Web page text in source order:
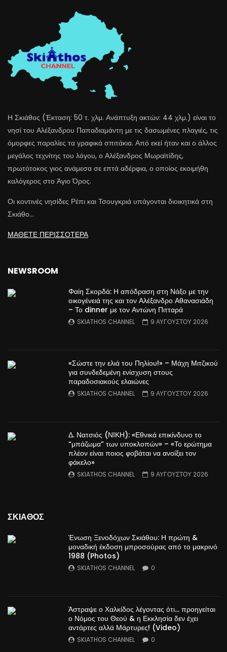
Η Σκιάθος (Έκταση: 50 τ. χλμ. Ανάπτυξη ακτών: 44 χλμ.) είναι το
νησί του Αλέξανδρου Παπαδιαμάντη με τις δασωμένες πλαγιές, τις
όμορφες παραλίες τα γραφικά σπιτάκια. Από εκεί ήταν και ο άλλος
μεγάλος τεχνίτης του λόγου, ο Αλέξανδρος Μωραϊτίδης,
πρωτότοκος γιος ανάμεσα σε επτά αδέρφια, ο οποίος εκοιμήθη
καλόγερος στο Άγιο Όρος.
Οι κοντινές νησίδες Ρέπι και Τσουγκριά υπάγονται διοικητικά στη
Σκιάθο…
ΜΑΘΕΤΕ ΠΕΡΙΣΣΟΤΕΡΑ
NEWSROOM
Φαίη Σκορδά: Η απόδραση στη Νάξο με την
οικογένειά της και τον Αλέξανδρο Αθανασιάδη
– Το dinner με τον Αντώνη Πιτταρά
SKIATHOS CHANNEL 9 ΑΥΓΟΥΣΤΟΥ 2026
«Σώστε την ελιά του Πηλίου!» – Μάχη Μιτζικού
για συνδεδεμένη ενίσχυση στους
παραδοσιακούς ελαιώνες
SKIATHOS CHANNEL 9 ΑΥΓΟΥΣΤΟΥ 2026
Δ. Νατσιός (ΝΙΚΗ): «Εθνικά επικίνδυνο το
“μπάζωμα” των υποκλοπών» – «Το ερώτημα
πλέον είναι ποιος φοβάται να ανοίξει τον
φάκελο»
SKIATHOS CHANNEL 9 ΑΥΓΟΥΣΤΟΥ 2026
ΣΚΙΑΘΟΣ
Ένωση Ξενοδόχων Σκιάθου: Η πρώτη &
μοναδική έκδοση μπροσούρας από το μακρινό
1988 (Photos)
SKIATHOS CHANNEL 0
Άστραψε ο Χαλκίδος λέγοντας ότι… προηγείται
ο Νόμος του Θεού & η Εκκλησία δεν έχει
αντάρτες αλλά Μάρτυρες! (Video)
SKIATHOS CHANNEL 0